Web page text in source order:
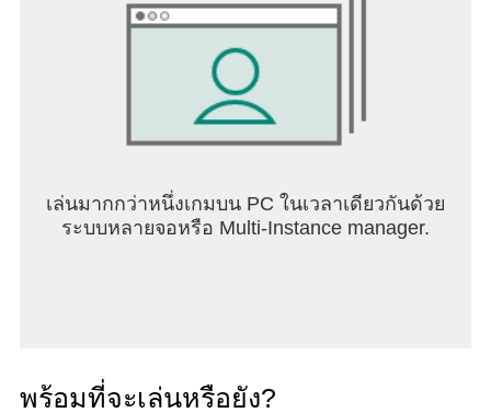
เล่นมากกว่าหนึ่งเกมบน PC ในเวลาเดียวกันด้วย
ระบบหลายจอหรือ Multi-Instance manager.
พร้อมที่จะเล่นหรือยัง?